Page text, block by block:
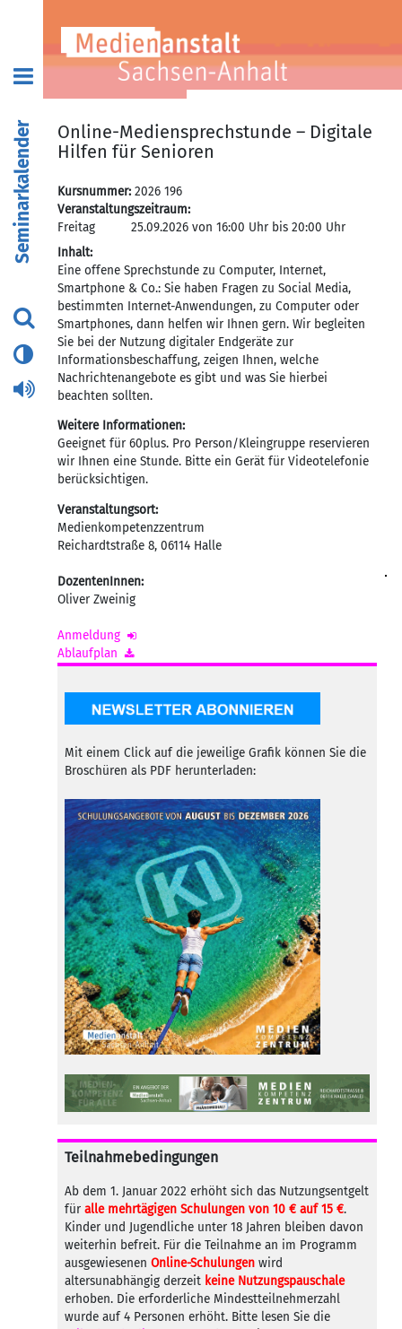
Seminarkalender
Online-Mediensprechstunde – Digitale
Hilfen für Senioren
Kursnummer: 2026 196
Veranstaltungszeitraum:
Freitag
25.09.2026 von 16:00 Uhr bis 20:00 Uhr
Inhalt:
Eine offene Sprechstunde zu Computer, Internet,
Smartphone & Co.: Sie haben Fragen zu Social Media,
bestimmten Internet-Anwendungen, zu Computer oder
Smartphones, dann helfen wir Ihnen gern. Wir begleiten
Sie bei der Nutzung digitaler Endgeräte zur
Informationsbeschaffung, zeigen Ihnen, welche
Nachrichtenangebote es gibt und was Sie hierbei
beachten sollten.
Weitere Informationen:
Geeignet für 60plus. Pro Person/Kleingruppe reservieren
wir Ihnen eine Stunde. Bitte ein Gerät für Videotelefonie
berücksichtigen.
Veranstaltungsort:
Medienkompetenzzentrum
Reichardtstraße 8, 06114 Halle
DozentenInnen:
Oliver Zweinig
Anmeldung
Ablaufplan
Mit einem Click auf die jeweilige Grafik können Sie die
Broschüren als PDF herunterladen:
Teilnahmebedingungen
Ab dem 1. Januar 2022 erhöht sich das Nutzungsentgelt
für alle mehrtägigen Schulungen von 10 € auf 15 €.
Kinder und Jugendliche unter 18 Jahren bleiben davon
weiterhin befreit. Für die Teilnahme an im Programm
ausgewiesenen Online-Schulungen wird
altersunabhängig derzeit keine Nutzungspauschale
erhoben. Die erforderliche Mindestteilnehmerzahl
wurde auf 4 Personen erhöht. Bitte lesen Sie die